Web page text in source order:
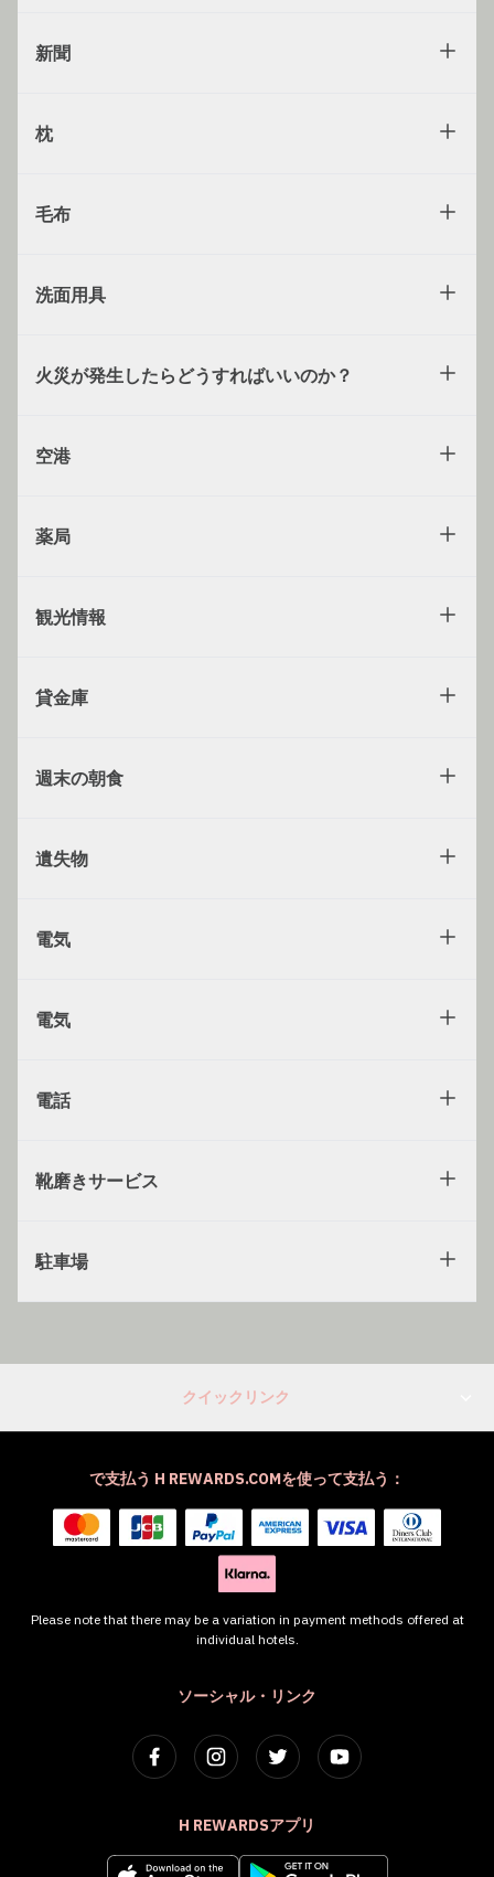
新聞
枕
毛布
洗面用具
火災が発生したらどうすればいいのか？
空港
薬局
観光情報
貸金庫
週末の朝食
遺失物
電気
電気
電話
靴磨きサービス
駐車場
クイックリンク
ソーシャル・リンク
H REWARDSアプリ
で支払う H REWARDS.COMを使って支払う：
Please note that there may be a variation in payment methods offered at
individual hotels.